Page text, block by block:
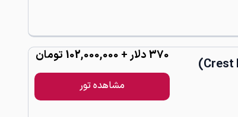
370دلار+ 102,000,000 تومان
مشاهده تور